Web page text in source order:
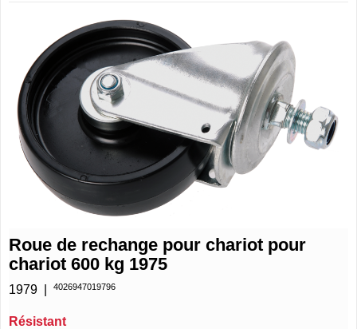
Roue de rechange pour chariot pour
chariot 600 kg 1975
1979 4026947019796
Résistant